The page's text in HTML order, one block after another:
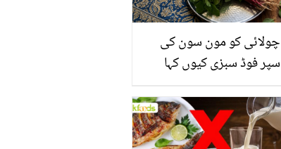
چولائی کو مون سون کی
سپر فوڈ سبزی کیوں کہا
منرلز اور اینٹی آکسیڈنٹس
سے بھرپور اس سبزی کے